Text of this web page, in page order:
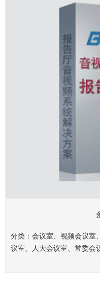
分类：会议室、视频会议室
议室、人大会议室、常委会
40㎡、60㎡、80㎡、